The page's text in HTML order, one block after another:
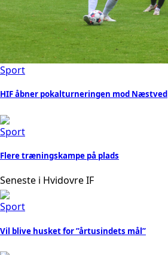
Sport
HIF åbner pokalturneringen mod Næstved
Sport
Flere træningskampe på plads
Seneste i Hvidovre IF
Sport
Vil blive husket for ”årtusindets mål”